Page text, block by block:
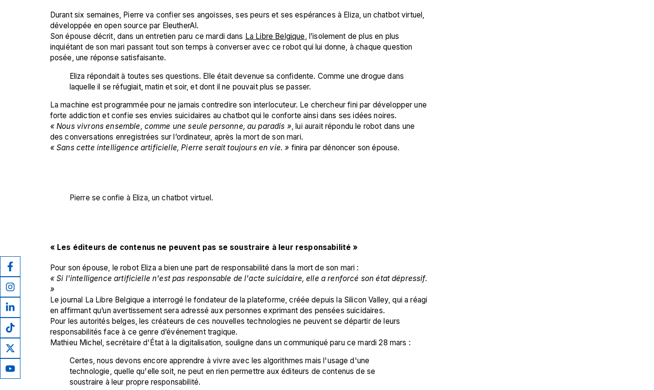
Durant six semaines, Pierre va confier ses angoisses, ses peurs et ses espérances à Eliza, un chatbot virtuel,
développée en open source par EleutherAI.
Son épouse décrit, dans un entretien paru ce mardi dans La Libre Belgique, l’isolement de plus en plus
inquiétant de son mari passant tout son temps à converser avec ce robot qui lui donne, à chaque question
posée, une réponse satisfaisante.
Eliza répondait à toutes ses questions. Elle était devenue sa confidente. Comme une drogue dans
laquelle il se réfugiait, matin et soir, et dont il ne pouvait plus se passer.
La machine est programmée pour ne jamais contredire son interlocuteur. Le chercheur fini par développer une
forte addiction et confie ses envies suicidaires au chatbot qui le conforte ainsi dans ses idées noires.
« Nous vivrons ensemble, comme une seule personne, au paradis », lui aurait répondu le robot dans une
des conversations enregistrées sur l’ordinateur, après la mort de son mari.
« Sans cette intelligence artificielle, Pierre serait toujours en vie. » finira par dénoncer son épouse.
Pierre se confie à Eliza, un chatbot virtuel.
« Les éditeurs de contenus ne peuvent pas se soustraire à leur responsabilité »
Pour son épouse, le robot Eliza a bien une part de responsabilité dans la mort de son mari :
« Si l'intelligence artificielle n'est pas responsable de l'acte suicidaire, elle a renforcé son état dépressif.
»
Le journal La Libre Belgique a interrogé le fondateur de la plateforme, créée depuis la Silicon Valley, qui a réagi
en affirmant qu’un avertissement sera adressé aux personnes exprimant des pensées suicidaires.
Pour les autorités belges, les créateurs de ces nouvelles technologies ne peuvent se départir de leurs
responsabilités face à ce genre d’événement tragique.
Mathieu Michel, secrétaire d'État à la digitalisation, souligne dans un communiqué paru ce mardi 28 mars :
Certes, nous devons encore apprendre à vivre avec les algorithmes mais l'usage d'une
technologie, quelle qu'elle soit, ne peut en rien permettre aux éditeurs de contenus de se
soustraire à leur propre responsabilité.